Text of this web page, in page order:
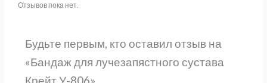
Отзывов пока нет.
Будьте первым, кто оставил отзыв на
«Бандаж для лучезапястного сустава